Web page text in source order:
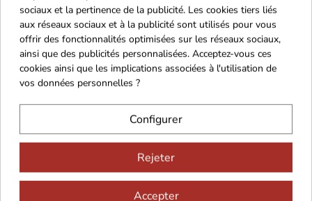
À déguster pur, légèrement tempéré, dans un
verre adapté de type Glencairn.
Peut également s’apprécier avec quelques
gouttes d’eau pour en libérer toute la complexité
aromatique. Idéal à 18°C.
The Irishman Single Malt se marie à merveille
Un cake aux fruits secs ou une tarte aux pommes
sociaux et la pertinence de la publicité. Les cookies tiers liés
aux réseaux sociaux et à la publicité sont utilisés pour vous
offrir des fonctionnalités optimisées sur les réseaux sociaux,
ainsi que des publicités personnalisées. Acceptez-vous ces
cookies ainsi que les implications associées à l'utilisation de
vos données personnelles ?
Configurer
Rejeter
Accepter